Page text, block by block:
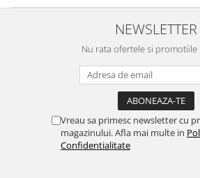
NEWSLETTER
Nu rata ofertele si
Vreau sa primesc newsletter cu
magazinului. Afla mai multe in
Confidentialitate